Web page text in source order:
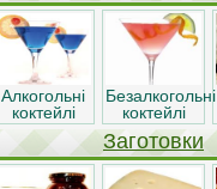
Алкогольні
коктейлі
Безалкогольні
коктейлі
Заготовки